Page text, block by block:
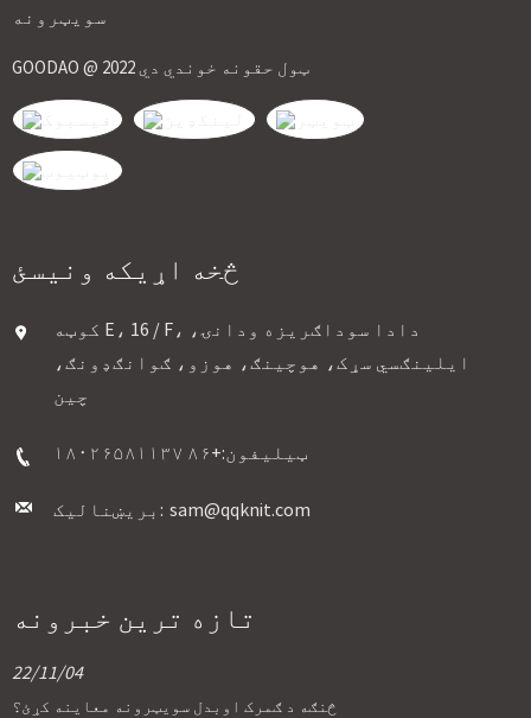
GOODAO @ 2022 ټول حقونه خوندي دي
څخه اړیکه ونیسئ
کوټه E، 16 / F، دادا سوداګریزه ودانۍ،
ایلینګسي سړک، هوچینګ، هوزو، ګوانګډونګ،
چین
ټیلیفون:+۸۶ ۱۸۰۲۶۵۸۱۱۳۷
بریښنالیک: sam@qqknit.com
تازه ترین خبرونه
22/11/04
څنګه د ګمرک اوبدل سویټرونه معاینه کړئ؟